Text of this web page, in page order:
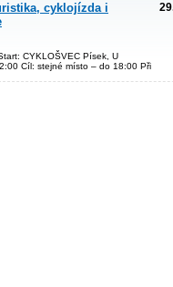
cyklojízda i
CYKLOŠVEC Písek, U
Cíl: stejné místo – do 18:00 Při